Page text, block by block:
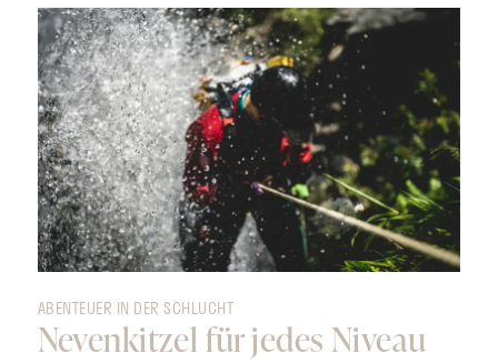
ABENTEUER IN DER SCHLUCHT
Nevenkitzel für jedes Niveau